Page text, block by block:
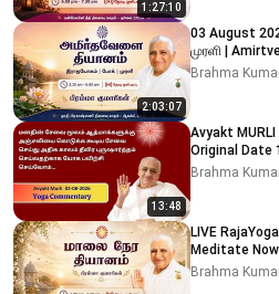
1:27:10
2:03:07
03 August
முரளி |
Lighthouse,
Brahma
13:48
Avyakt
Original Date
Brahma
LIVE
Meditate Now
Brahma